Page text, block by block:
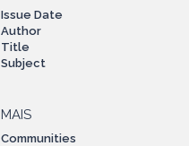
Issue Date
Author
Title
Subject
MAIS
Communities